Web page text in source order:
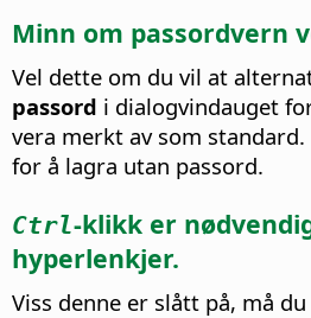
Minn om passordvern
Vel dette om du vil at
passord i dialogvindauget
vera merkt av som
for å lagra utan passord.
Ctrl-klikk er
hyperlenkjer.
Viss denne er slått på, må